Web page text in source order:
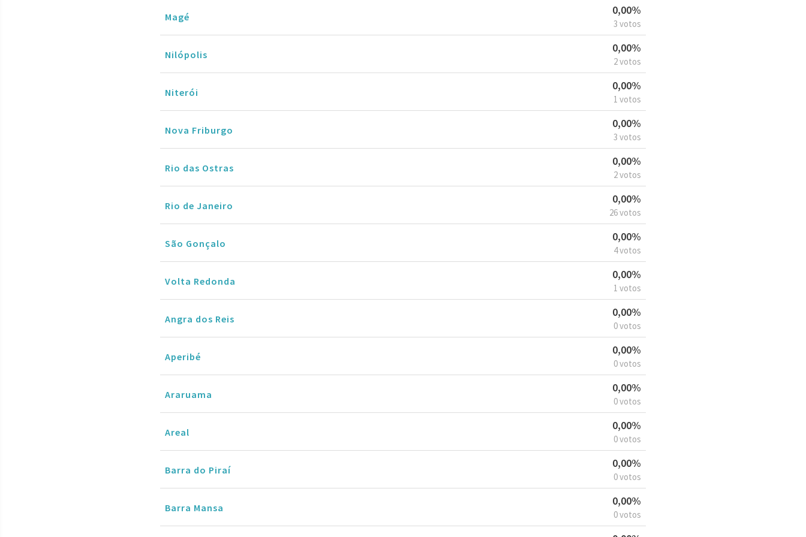
Magé
0,00%
3 votos
Nilópolis
0,00%
2 votos
Niterói
0,00%
1 votos
Nova Friburgo
0,00%
3 votos
Rio das Ostras
0,00%
2 votos
Rio de Janeiro
0,00%
26 votos
São Gonçalo
0,00%
4 votos
Volta Redonda
0,00%
1 votos
Angra dos Reis
0,00%
0 votos
Aperibé
0,00%
0 votos
Araruama
0,00%
0 votos
Areal
0,00%
0 votos
Barra do Piraí
0,00%
0 votos
Barra Mansa
0,00%
0 votos